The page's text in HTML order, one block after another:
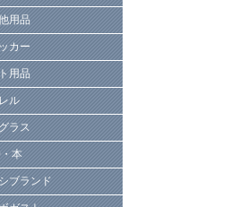
用品
カー
用品
ル
ラス
本
ブランド